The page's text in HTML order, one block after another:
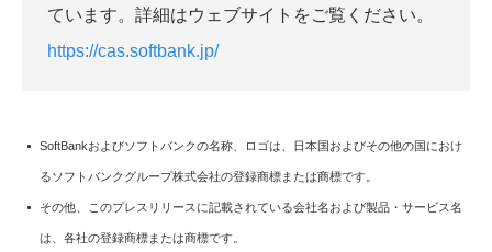
ています。詳細はウェブサイトをご覧ください。
https://cas.softbank.jp/
SoftBankおよびソフトバンクの名称、ロゴは、日本国およびその他の国におけ
るソフトバンクグループ株式会社の登録商標または商標です。
その他、このプレスリリースに記載されている会社名および製品・サービス名
は、各社の登録商標または商標です。